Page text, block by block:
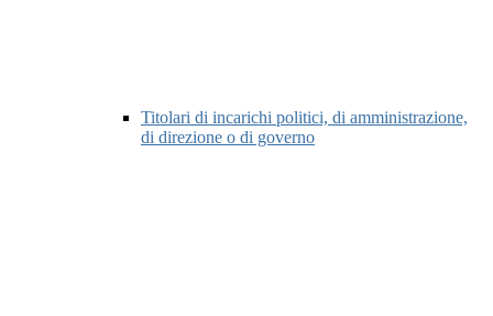
Titolari di incarichi politici, di amministrazione,
di direzione o di governo